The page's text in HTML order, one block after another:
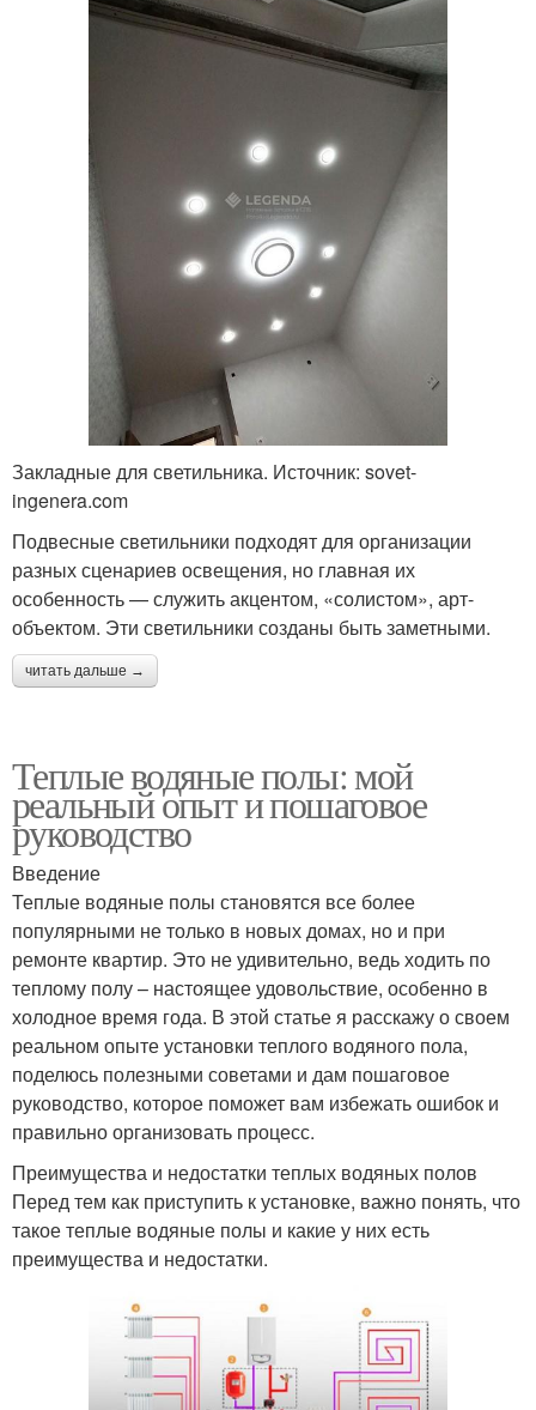
Закладные для светильника. Источник: sovet-
ingenera.com
Подвесные светильники подходят для организации
разных сценариев освещения, но главная их
особенность — служить акцентом, «солистом», арт-
объектом. Эти светильники созданы быть заметными.
читать дальше →
Теплые водяные полы: мой
реальный опыт и пошаговое
руководство
Введение
Теплые водяные полы становятся все более
популярными не только в новых домах, но и при
ремонте квартир. Это не удивительно, ведь ходить по
теплому полу – настоящее удовольствие, особенно в
холодное время года. В этой статье я расскажу о своем
реальном опыте установки теплого водяного пола,
поделюсь полезными советами и дам пошаговое
руководство, которое поможет вам избежать ошибок и
правильно организовать процесс.
Преимущества и недостатки теплых водяных полов
Перед тем как приступить к установке, важно понять, что
такое теплые водяные полы и какие у них есть
преимущества и недостатки.